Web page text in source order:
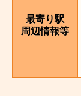
最寄り駅
周辺情報等